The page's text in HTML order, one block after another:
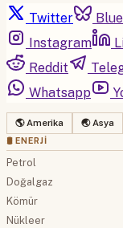
Twitter
Instagram
Reddit
Whatsapp
🌎 Amerika 🌏 Asya
🛢 ENERJI
Petrol
Doğalgaz
Kömür
Nükleer